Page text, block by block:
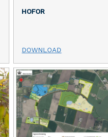
HOFOR
DOWNLOAD